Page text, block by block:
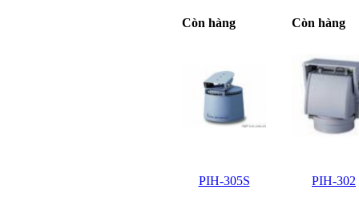
Còn hàng Còn hàng
PIH-305S PIH-302